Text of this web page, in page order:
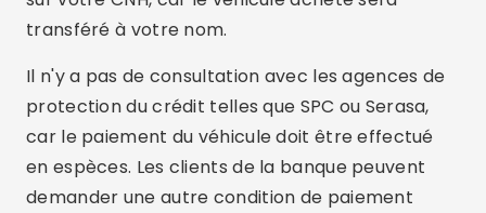
transféré à votre nom.
Il n'y a pas de consultation avec les agences de
protection du crédit telles que SPC ou Serasa,
car le paiement du véhicule doit être effectué
en espèces. Les clients de la banque peuvent
demander une autre condition de paiement